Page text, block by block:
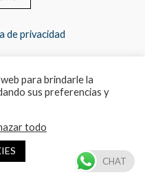
de privacidad
incluyen el IVA.
para brindarle la
sus preferencias y
todo
CHAT